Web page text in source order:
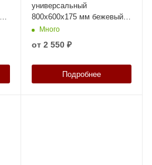
универсальный
800х600х175 мм бежевый с
перфорированными
стенками и дном
Много
от 2 550 ₽
Подробнее